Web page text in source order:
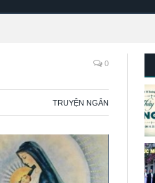
0
TRUYỆN NGẮN